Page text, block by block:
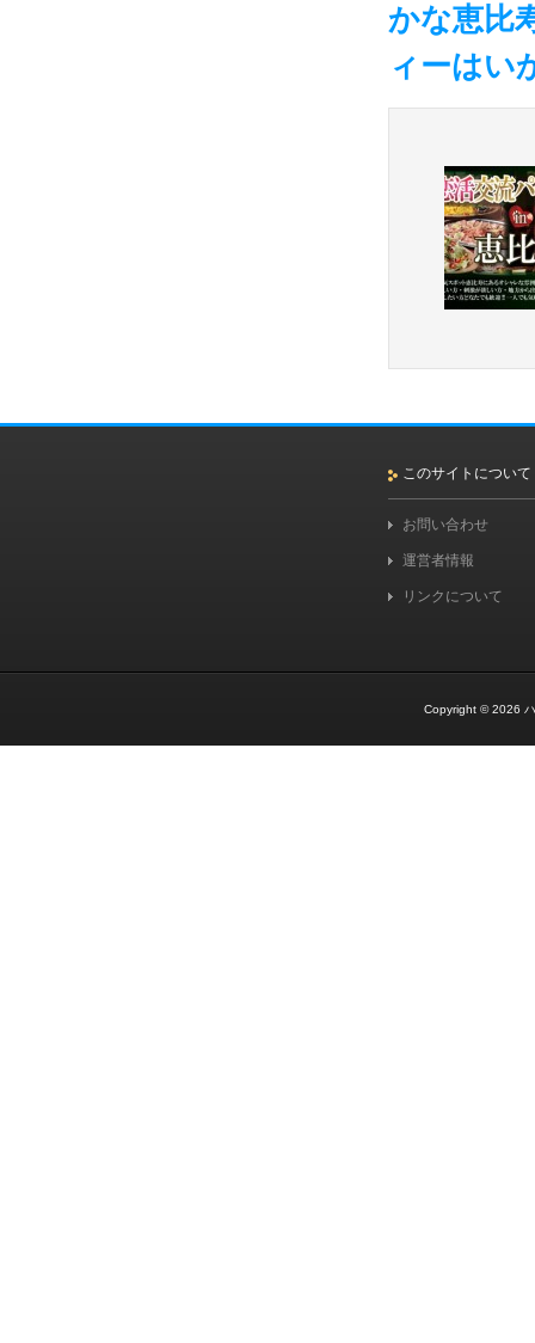
かな恵比
ィーはい
このサイトについて
お問い合わせ
運営者情報
リンクについて
Copyright © 2026